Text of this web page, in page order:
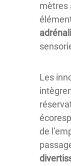
mètres
Les
de